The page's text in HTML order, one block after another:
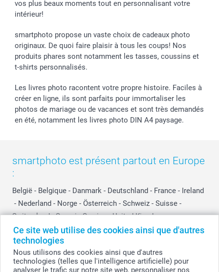
Ce site web utilise des cookies ainsi que d'autres
technologies
Nous utilisons des cookies ainsi que d'autres
technologies (telles que l'intelligence artificielle) pour
analyser le trafic sur notre site web, personnaliser nos
vos plus beaux moments tout en personnalisant votre
intérieur!
smartphoto propose un vaste choix de cadeaux photo
originaux. De quoi faire plaisir à tous les coups! Nos
produits phares sont notamment les tasses, coussins et
t-shirts personnalisés.
Les livres photo racontent votre propre histoire. Faciles à
créer en ligne, ils sont parfaits pour immortaliser les
photos de mariage ou de vacances et sont très demandés
en été, notamment les livres photo DIN A4 paysage.
smartphoto est présent partout en Europe
:
België - Belgique - Danmark - Deutschland - France - Ireland
- Nederland - Norge - Österreich - Schweiz - Suisse -
Switzerland - Suomi - Sverige - United Kingdom -
Other Countries
Tous les prix sont en francs suisses (CHF), TVA incluse et hors frais de port.